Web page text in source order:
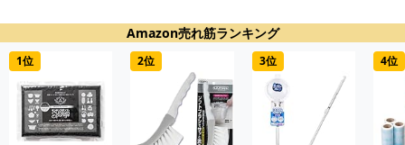
Amazon売れ筋ランキング
1位 2位 3位 4位